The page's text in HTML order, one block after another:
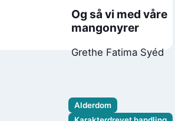
Og så vi med våre
mangonyrer
Grethe Fatima Syéd
Alderdom